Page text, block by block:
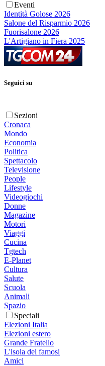
Eventi
Identità Golose 2026
Salone del Risparmio 2026
Fuorisalone 2026
L'Artigiano in Fiera 2025
Seguici su
Sezioni
Cronaca
Mondo
Economia
Politica
Spettacolo
Televisione
People
Lifestyle
Videogiochi
Donne
Magazine
Motori
Viaggi
Cucina
Tgtech
E-Planet
Cultura
Salute
Scuola
Animali
Spazio
Speciali
Elezioni Italia
Elezioni estero
Grande Fratello
L'isola dei famosi
Amici